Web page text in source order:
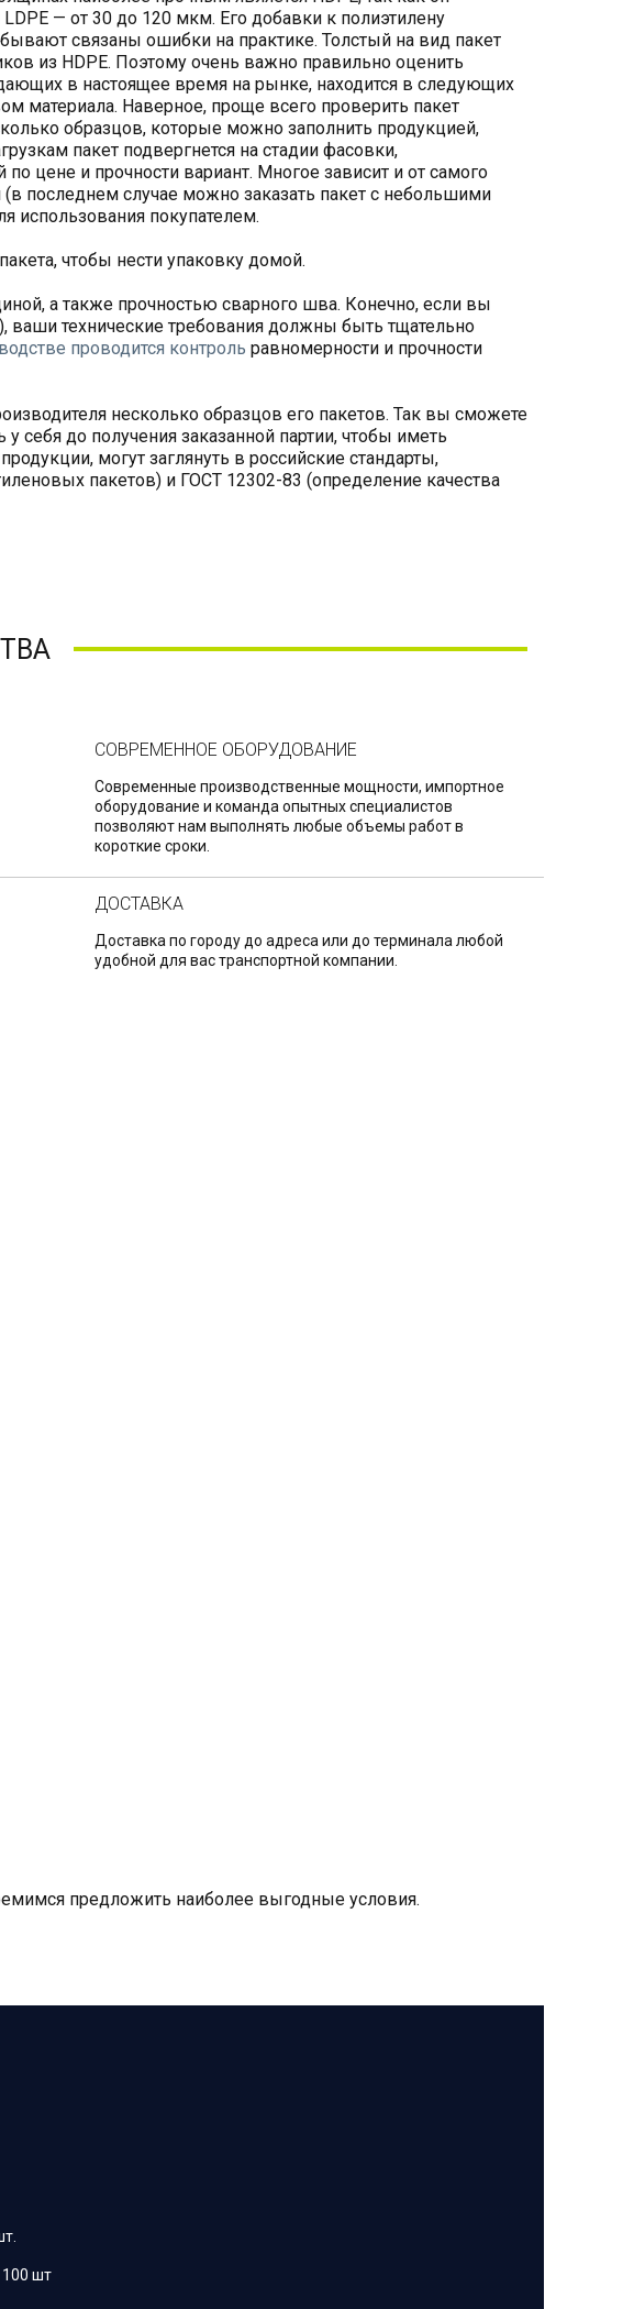
— от 30 до 120 мкм. Его добавки к полиэтилену
связаны ошибки на практике. Толстый на вид пакет
из HDPE. Поэтому очень важно правильно оценить
в настоящее время на рынке, находится в следующих
материала. Наверное, проще всего проверить пакет
образцов, которые можно заполнить продукцией,
пакет подвергнется на стадии фасовки,
цене и прочности вариант. Многое зависит и от самого
последнем случае можно заказать пакет с небольшими
использования покупателем.
чтобы нести упаковку домой.
а также прочностью сварного шва. Конечно, если вы
ваши технические требования должны быть тщательно
проводится контроль равномерности и прочности
несколько образцов его пакетов. Так вы сможете
себя до получения заказанной партии, чтобы иметь
могут заглянуть в российские стандарты,
пакетов) и ГОСТ 12302-83 (определение качества
СОВРЕМЕННОЕ ОБОРУДОВАНИЕ
Современные производственные мощности, импортное
оборудование и команда опытных специалистов
позволяют нам выполнять любые объемы работ в
короткие сроки.
ДОСТАВКА
Доставка по городу до адреса или до терминала любой
удобной для вас транспортной компании.
предложить наиболее выгодные условия.
100 шт